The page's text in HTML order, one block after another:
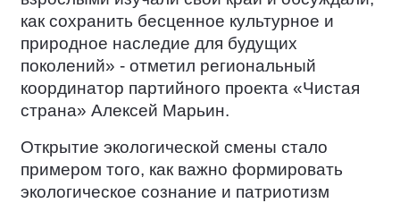
как сохранить бесценное культурное и
природное наследие для будущих
поколений» - отметил региональный
координатор партийного проекта «Чистая
страна» Алексей Марьин.
Открытие экологической смены стало
примером того, как важно формировать
экологическое сознание и патриотизм